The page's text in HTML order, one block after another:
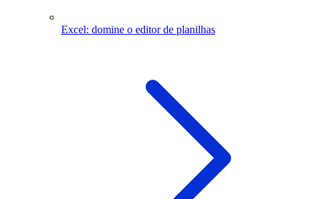
Excel: domine o editor de planilhas